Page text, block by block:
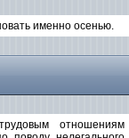
именно осенью.
отношениям